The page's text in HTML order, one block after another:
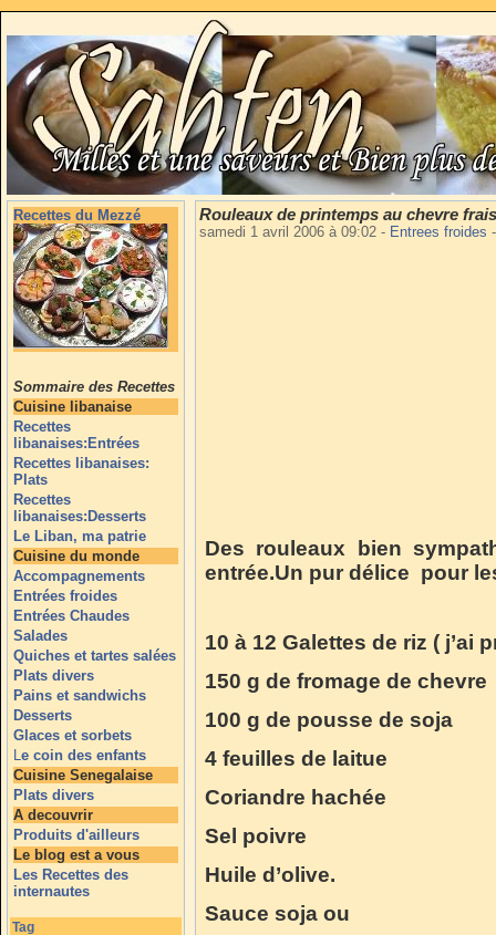
Recettes du Mezzé
Sommaire des Recettes
Cuisine libanaise
Recettes
libanaises:Entrées
Recettes libanaises:
Plats
Recettes
libanaises:Desserts
Le Liban, ma patrie
Cuisine du monde
Accompagnements
Entrées froides
Entrées Chaudes
Salades
Quiches et tartes salées
Plats divers
Pains et sandwichs
Desserts
Glaces et sorbets
Le coin des enfants
Cuisine Senegalaise
Plats divers
A decouvrir
Produits d'ailleurs
Le blog est a vous
Les Recettes des
internautes
Tag
Rouleaux de printemps au chevre frais
samedi 1 avril 2006 à 09:02 - Entrees froides -
Des rouleaux bien
entrée.Un pur délice pour
10 à 12 Galettes de riz ( j’ai
150 g de fromage de chevre
100 g de pousse de soja
4 feuilles de laitue
Coriandre hachée
Sel poivre
Huile d’olive.
Sauce soja ou